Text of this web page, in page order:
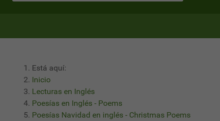
Está aquí:
Inicio
Lecturas en Inglés
Poesías en Inglés - Poems
Poesías Navidad en inglés - Christmas Poems